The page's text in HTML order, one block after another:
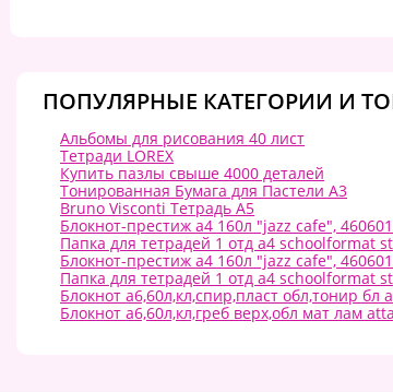
ПОПУЛЯРНЫЕ КАТЕГОРИИ И
Альбомы для рисования 40 лист
Тетради LOREX
Купить пазлы свыше 4000 деталей
Тонированная Бумага для Пастели А3
Bruno Visconti Тетрадь А5
Блокнот-престиж а4 160л "jazz cafe",
Папка для тетрадей 1 отд а4 schoolformat
Блокнот-престиж а4 160л "jazz cafe",
Папка для тетрадей 1 отд а4 schoolformat
Блокнот а6,60л,кл,спир,пласт обл,тонир
Блокнот а6,60л,кл,греб верх,обл мат лам